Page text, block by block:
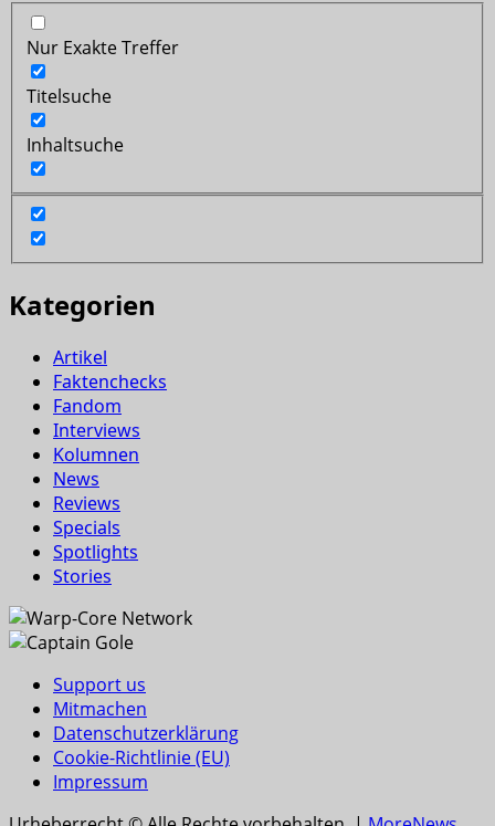
Nur Exakte Treffer
Titelsuche
Inhaltsuche
Kategorien
Artikel
Faktenchecks
Fandom
Interviews
Kolumnen
News
Reviews
Specials
Spotlights
Stories
Support us
Mitmachen
Datenschutzerklärung
Cookie-Richtlinie (EU)
Impressum